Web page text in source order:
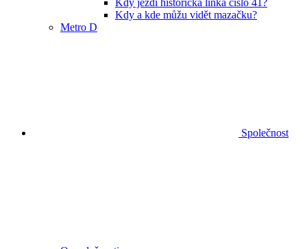
Kdy jezdí historická linka číslo 41?
Kdy a kde můžu vidět mazačku?
Metro D
Společnost